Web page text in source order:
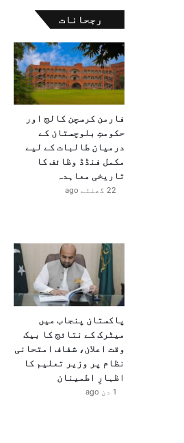
رجحانات
فارمن کرسچن کالج اور
حکومتِ بلوچستان کے
درمیان طالبات کے لیے
مکمل فنڈڈ وظائف کا
تاریخی معاہدہ
22 گھنٹے ago
پاکستان پنجاب میں
میٹرک کے نتائج کا بیک
وقت اعلان، شفاف امتحانی
نظام پر وزیر تعلیم کا
اظہارِ اطمینان
1 دن ago